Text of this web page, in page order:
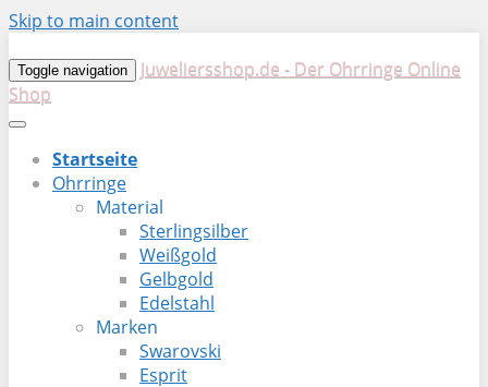
Skip to main content
Toggle navigation
Juweliersshop.de - Der Ohrringe Online
Shop
Startseite
Ohrringe
Material
Sterlingsilber
Weißgold
Gelbgold
Edelstahl
Marken
Swarovski
Esprit